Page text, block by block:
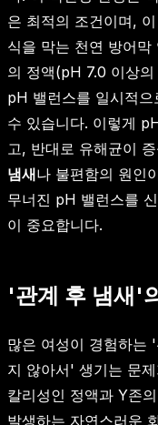
은 최적의 조건이며,
식을 막는 천연 방어막
의 정액(pH 7.0 이상
pH 밸런스를 일시적
수 있습니다. 이렇게
고, 반대로 유해균이
냄새나 불편함의 원인
무너진 pH 밸런스를
이 중요합니다.
'관계 후 냄새'
많은 여성이 경험하는
지 않아서' 생기는 문
칼리성인 정액과 Y존
발생하는 자연스러운